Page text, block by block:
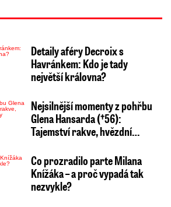
Detaily aféry Decroix s
Havránkem: Kdo je tady
největší královna?
Nejsilnější momenty z pohřbu
Glena Hansarda (†56):
Tajemství rakve, hvězdní…
Co prozradilo parte Milana
Knížáka – a proč vypadá tak
nezvykle?